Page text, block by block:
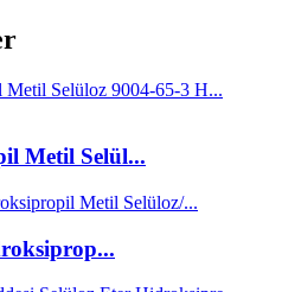
Metil Selül...